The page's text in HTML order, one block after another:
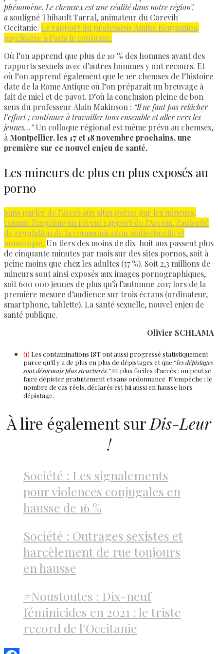
phénomène. Le chemsex est une réalité dans notre région”,
a souligné Thibault Tarral, animateur du Corevih
Occitanie. Le rapport du professeur Amine Benyamina,
psychiatre à Paris le confirme.
Où l’on apprend que plus de 10 % des hommes ayant des
rapports sexuels avec d’autres hommes y ont recours. Et
où l’on apprend également que le 1er chemsex de l’histoire
date de la Rome Antique où l’on préparait un breuvage à
fait de miel et de pavot. D’où la conclusion pleine de bon
sens du professeur Alain Makinson : “Il ne faut pas relâcher
l’effort ; continuer à travailler tous ensemble et aller vers les
jeunes…”Un colloque régional est même prévu au chemsex,
à Montpellier, les 17 et 18 novembre prochains, une
première sur ce nouvel enjeu de santé.
Les mineurs de plus en plus exposés au
porno
Sans parler de l’accès aux sites porno par les mineurs,
comme l’exprime un récent rapport de l’Arcom, l’autorité
de régulation de la communication audiovisuelle et
numérique. Un tiers des moins de dix-huit ans passent plus
de cinquante minutes par mois sur des sites pornos, soit à
peine moins que chez les adultes (37 %). Soit 2,3 millions de
mineurs sont ainsi exposés aux images pornographiques,
soit 600 000 jeunes de plus qu’à l’automne 2017 lors de la
première mesure d’audience sur trois écrans (ordinateur,
smartphone, tablette). La santé sexuelle, nouvel enjeu de
santé publique.
Olivier SCHLAMA
(1) Les contaminations IST ont aussi progressé statistiquement
parce qu’il y a de plus en plus de dépistages et que “les dépistages
sont désormais plus structurés.”Et plus faciles d’accès : on peut se
faire dépister gratuitement et sans ordonnance. N’empêche : le
nombre de cas réels, déclarés est lui aussi en hausse hors
dépistage.
À lire également sur Dis-Leur
!
Société : Les signalements
pour violences conjugales en
hausse de 16 %
Société : Outrages sexistes et
harcèlement de rue toujours
en hausse
#Noustoutes : Dix-neuf
féminicides en 2021 : le triste
record de l’Occitanie